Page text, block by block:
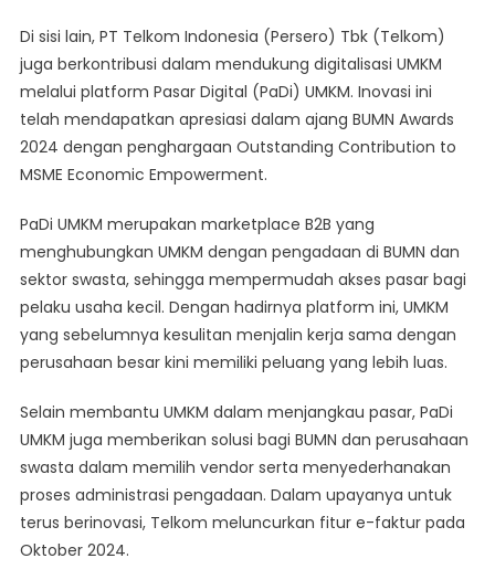
Di sisi lain, PT Telkom Indonesia (Persero) Tbk (Telkom)
juga berkontribusi dalam mendukung digitalisasi UMKM
melalui platform Pasar Digital (PaDi) UMKM. Inovasi ini
telah mendapatkan apresiasi dalam ajang BUMN Awards
2024 dengan penghargaan Outstanding Contribution to
MSME Economic Empowerment.
PaDi UMKM merupakan marketplace B2B yang
menghubungkan UMKM dengan pengadaan di BUMN dan
sektor swasta, sehingga mempermudah akses pasar bagi
pelaku usaha kecil. Dengan hadirnya platform ini, UMKM
yang sebelumnya kesulitan menjalin kerja sama dengan
perusahaan besar kini memiliki peluang yang lebih luas.
Selain membantu UMKM dalam menjangkau pasar, PaDi
UMKM juga memberikan solusi bagi BUMN dan perusahaan
swasta dalam memilih vendor serta menyederhanakan
proses administrasi pengadaan. Dalam upayanya untuk
terus berinovasi, Telkom meluncurkan fitur e-faktur pada
Oktober 2024.